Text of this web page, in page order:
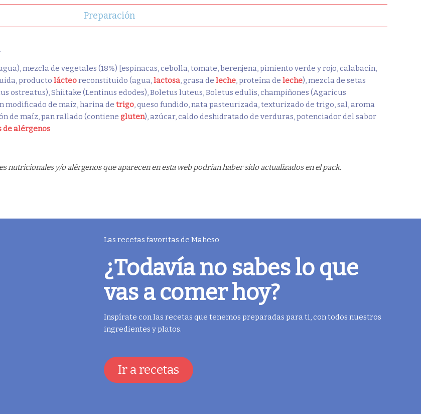
Preparación
mezcla de vegetales (18%) [espinacas, cebolla, tomate, berenjena, pimiento verde y rojo, calabacín,
producto lácteoreconstituido (agua,lactosa, grasa de leche, proteína de leche), mezcla de setas
ostreatus), Shiitake (Lentinus edodes), Boletus luteus, Boletus edulis, champiñones (Agaricus
modificado de maíz, harina de trigo, queso fundido, nata pasteurizada, texturizado de trigo, sal, aroma
de maíz, pan rallado (contiene gluten), azúcar, caldo deshidratado de verduras, potenciador del sabor
de alérgenos
nutricionales y/o alérgenos que aparecen en esta web podrían haber sido actualizados en el pack.
Las recetas favoritas de Maheso
¿Todavía no sabes lo que
vas a comer hoy?
Inspírate con las recetas que tenemos preparadas para ti, con todos nuestros
ingredientes y platos.
Ir a recetas